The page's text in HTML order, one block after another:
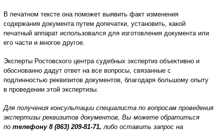
В печатном тексте она поможет выявить факт изменения
содержания документа путем допечатки, установить, какой
печатный аппарат использовался для изготовления документа или
его части и многое другое.
Эксперты Ростовского центра судебных экспертиз объективно и
обоснованно дадут ответ на все вопросы, связанные с
подлинностью реквизитов документов, благодаря большому опыту
в проведении этой экспертизы.
Для получения консультации специалиста по вопросам проведения
экспертизы реквизитов документов, Вы можете обратиться
по телефону 8 (863) 209-81-71, либо оставить запрос на